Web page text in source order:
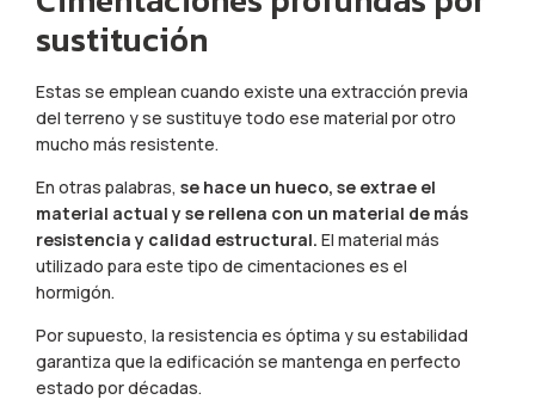
sustitución
Estas se emplean cuando existe una extracción previa
del terreno y se sustituye todo ese material por otro
mucho más resistente.
En otras palabras, se hace un hueco, se extrae el
material actual y se rellena con un material de más
resistencia y calidad estructural. El material más
utilizado para este tipo de cimentaciones es el
hormigón.
Por supuesto, la resistencia es óptima y su estabilidad
garantiza que la edificación se mantenga en perfecto
estado por décadas.